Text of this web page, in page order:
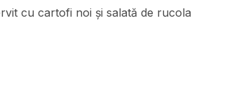
cu cartofi noi și salată de rucola